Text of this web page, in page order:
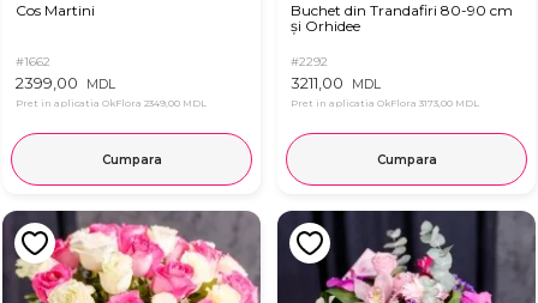
Cos Martini
#1662
2399,00 MDL
Pret in aplicatia OkFlora 2349,00 MDL
Cumpara
Buchet din Trandafiri 80-90 cm
și Orhidee
#2292
3211,00 MDL
Pret in aplicatia OkFlora 3173,00 MDL
Cumpara